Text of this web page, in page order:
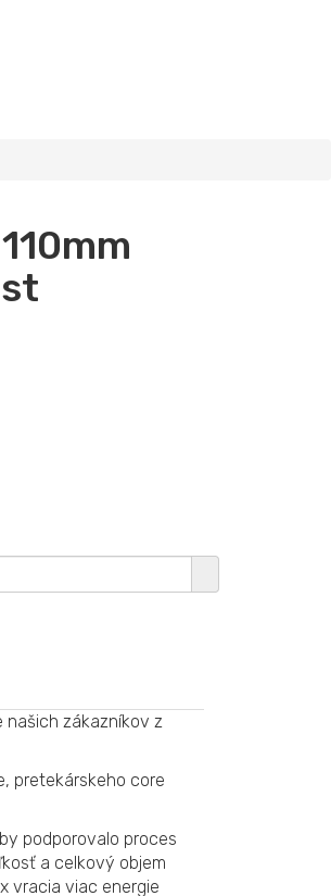
našich zákazníkov z
pretekárskeho core
podporovalo proces
a celkový objem
vracia viac energie